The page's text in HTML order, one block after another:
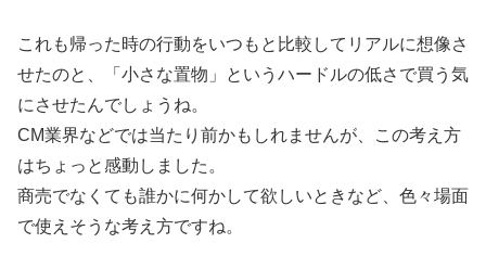
これも帰った時の行動をいつもと比較してリアルに想像さ
せたのと、「小さな置物」というハードルの低さで買う気
にさせたんでしょうね。
CM業界などでは当たり前かもしれませんが、この考え方
はちょっと感動しました。
商売でなくても誰かに何かして欲しいときなど、色々場面
で使えそうな考え方ですね。